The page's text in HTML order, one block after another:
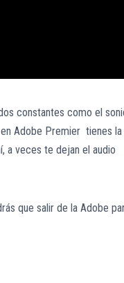
constantes como el
Adobe Premier tienes la
a veces te dejan el audio
que salir de la Adobe